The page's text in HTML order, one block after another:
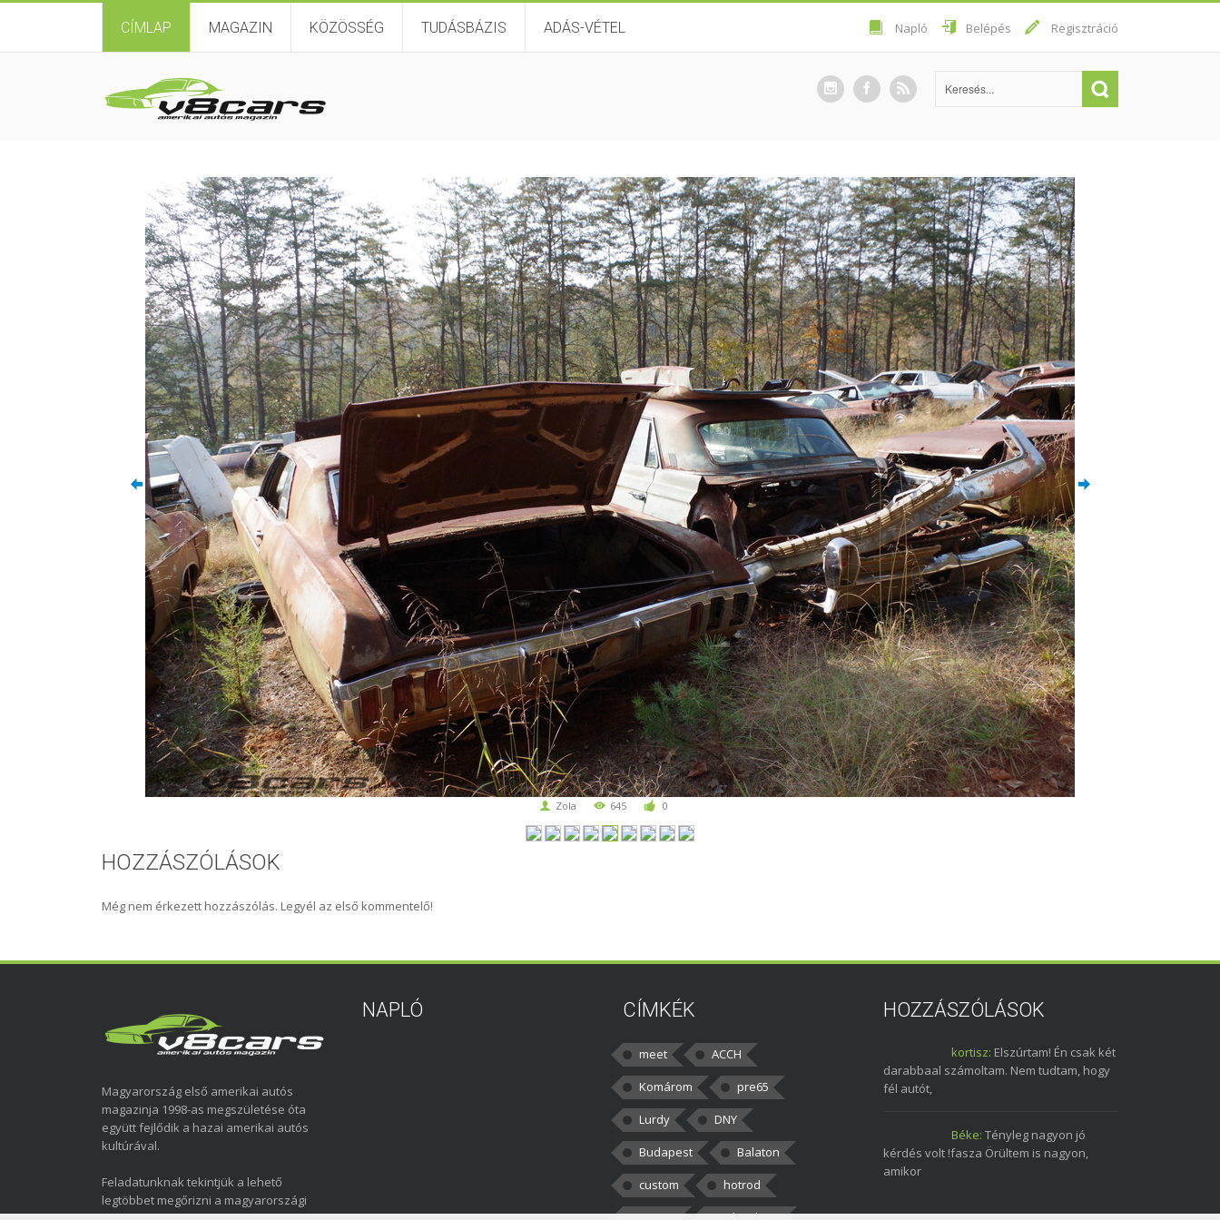
CÍMLAP MAGAZIN KÖZÖSSÉG TUDÁSBÁZIS ADÁS-VÉTEL Napló Belépés Regisztráció
Zola 645 0
HOZZÁSZÓLÁSOK
Még nem érkezett hozzászólás. Legyél az első kommentelő!
Magyarország első amerikai autós
magazinja 1998-as megszületése óta
együtt fejlődik a hazai amerikai autós
kultúrával.
Feladatunknak tekintjük a lehető
legtöbbet megőrizni a magyarországi
NAPLÓ CÍMKÉK
meet
ACCH
Komárom
pre65
Lurdy
DNY
Budapest
Balaton
custom
hotrod
HOZZÁSZÓLÁSOK
kortisz: Elszúrtam! Én csak két
darabbaal számoltam. Nem tudtam, hogy
fél autót,
Béke: Tényleg nagyon jó
kérdés volt !fasza Örültem is nagyon,
amikor